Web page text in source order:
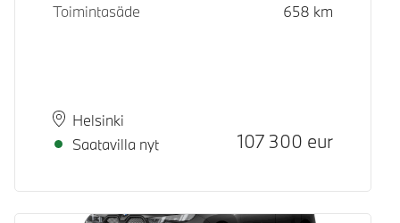
Toimintasäde
658 km
Paikkakunta
Helsinki
Toimitusaika
Saatavilla nyt
Hinta
107 300 eur